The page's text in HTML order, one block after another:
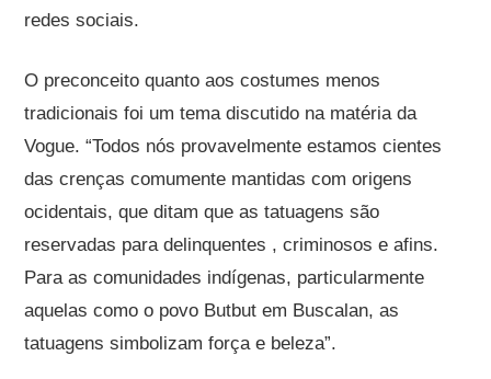
redes sociais.
O preconceito quanto aos costumes menos
tradicionais foi um tema discutido na matéria da
Vogue. “Todos nós provavelmente estamos cientes
das crenças comumente mantidas com origens
ocidentais, que ditam que as tatuagens são
reservadas para delinquentes , criminosos e afins.
Para as comunidades indígenas, particularmente
aquelas como o povo Butbut em Buscalan, as
tatuagens simbolizam força e beleza”.